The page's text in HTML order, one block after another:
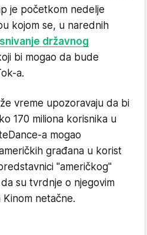
je početkom nedelje
kojom se, u narednih
državnog
bi mogao da bude
a.
vreme upozoravaju da bi
170 miliona korisnika u
a mogao
građana u korist
"američkog"
su tvrdnje o njegovim
Kinom netačne.